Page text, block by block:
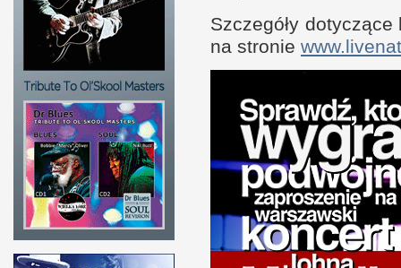
Szczegóły
na stronie